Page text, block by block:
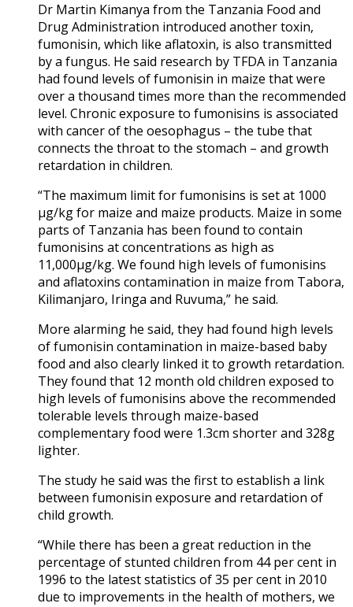
Dr Martin Kimanya from the Tanzania Food and
Drug Administration introduced another toxin,
fumonisin, which like aflatoxin, is also transmitted
by a fungus. He said research by TFDA in Tanzania
had found levels of fumonisin in maize that were
over a thousand times more than the recommended
level. Chronic exposure to fumonisins is associated
with cancer of the oesophagus – the tube that
connects the throat to the stomach – and growth
retardation in children.
“The maximum limit for fumonisins is set at 1000
µg/kg for maize and maize products. Maize in some
parts of Tanzania has been found to contain
fumonisins at concentrations as high as
11,000µg/kg. We found high levels of fumonisins
and aflatoxins contamination in maize from Tabora,
Kilimanjaro, Iringa and Ruvuma,” he said.
More alarming he said, they had found high levels
of fumonisin contamination in maize-based baby
food and also clearly linked it to growth retardation.
They found that 12 month old children exposed to
high levels of fumonisins above the recommended
tolerable levels through maize-based
complementary food were 1.3cm shorter and 328g
lighter.
The study he said was the first to establish a link
between fumonisin exposure and retardation of
child growth.
“While there has been a great reduction in the
percentage of stunted children from 44 per cent in
1996 to the latest statistics of 35 per cent in 2010
due to improvements in the health of mothers, we